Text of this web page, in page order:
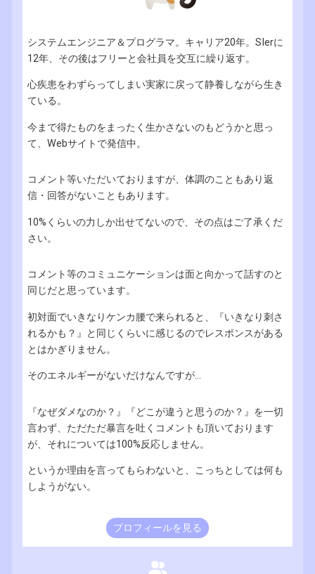
システムエンジニア＆プログラマ。キャリア20年。SIerに
12年、その後はフリーと会社員を交互に繰り返す。
心疾患をわずらってしまい実家に戻って静養しながら生き
ている。
今まで得たものをまったく生かさないのもどうかと思っ
て、Webサイトで発信中。
コメント等いただいておりますが、体調のこともあり返
信・回答がないこともあります。
10%くらいの力しか出せてないので、その点はご了承くだ
さい。
コメント等のコミュニケーションは面と向かって話すのと
同じだと思っています。
初対面でいきなりケンカ腰で来られると、『いきなり刺さ
れるかも？』と同じくらいに感じるのでレスポンスがある
とはかぎりません。
そのエネルギーがないだけなんですが...
『なぜダメなのか？』『どこが違うと思うのか？』を一切
言わず、ただただ暴言を吐くコメントも頂いております
が、それについては100%反応しません。
というか理由を言ってもらわないと、こっちとしては何も
しようがない。
プロフィールを見る